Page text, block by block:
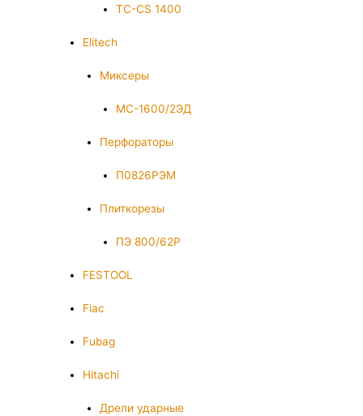
TC-CS 1400
Elitech
Миксеры
МС-1600/2ЭД
Перфораторы
П0826РЭМ
Плиткорезы
ПЭ 800/62Р
FESTOOL
Fiac
Fubag
Hitachi
Дрели ударные